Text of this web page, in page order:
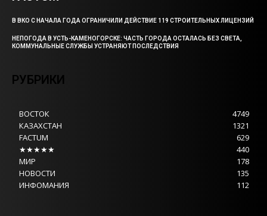
В ВКО С НАЧАЛА ГОДА ОГРАНИЧИЛИ ДЕЙСТВИЕ 119 СТРОИТЕЛЬНЫХ ЛИЦЕНЗИЙ
НЕПОГОДА В УСТЬ-КАМЕНОГОРСКЕ: ЧАСТЬ ГОРОДА ОСТАЛАСЬ БЕЗ СВЕТА,
КОММУНАЛЬНЫЕ СЛУЖБЫ УСТРАНЯЮТ ПОСЛЕДСТВИЯ
РУБРИКИ
ВОСТОК
4749
КАЗАХСТАН
1321
FACTUM
629
★★★★★
440
МИР
178
НОВОСТИ
135
ИНФОМАНИЯ
112